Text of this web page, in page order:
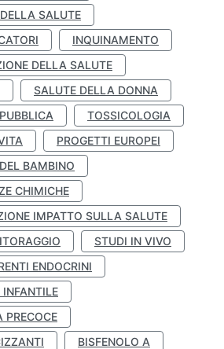
SALUTE
INQUINAMENTO
DELLA SALUTE
SALUTE DELLA DONNA
TOSSICOLOGIA
PROGETTI EUROPEI
BAMBINO
CHIMICHE
IMPATTO SULLA SALUTE
STUDI IN VIVO
ENDOCRINI
INFANTILE
PRECOCE
BISFENOLO A